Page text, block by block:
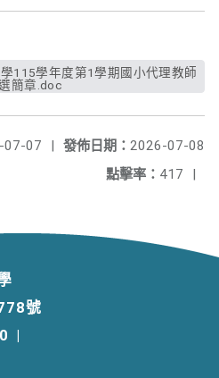
簡章.doc
發佈日期： 2026-07-08
07-07
|
點擊率： 417 |
號
|